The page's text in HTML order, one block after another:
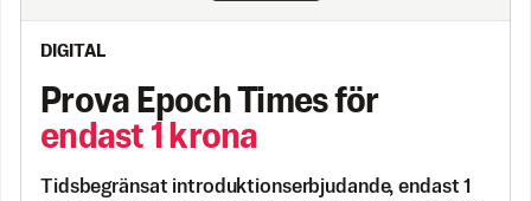
DIGITAL
Prova Epoch Times för
endast 1 krona
Tidsbegränsat introduktionserbjudande, endast 1